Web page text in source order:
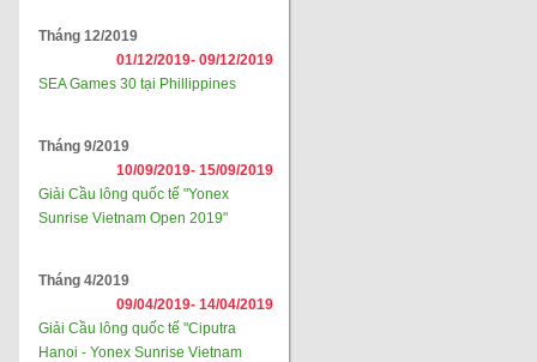
Tháng 12/2019
01/12/2019- 09/12/2019
SEA Games 30 tại Phillippines
Tháng 9/2019
10/09/2019- 15/09/2019
Giải Cầu lông quốc tế "Yonex
Sunrise Vietnam Open 2019"
Tháng 4/2019
09/04/2019- 14/04/2019
Giải Cầu lông quốc tế "Ciputra
Hanoi - Yonex Sunrise Vietnam